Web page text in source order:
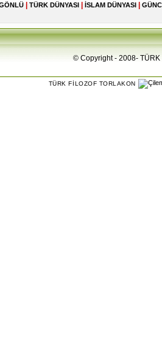
TÜRK DÜNYASI İSLAM DÜNYASI
© Copyright - 2008- TÜRK
TÜRK FİLOZOF TORLAKON